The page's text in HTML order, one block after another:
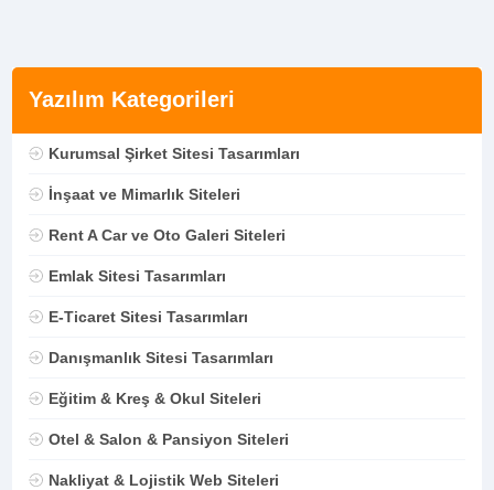
Yazılım Kategorileri
Kurumsal Şirket Sitesi Tasarımları
İnşaat ve Mimarlık Siteleri
Rent A Car ve Oto Galeri Siteleri
Emlak Sitesi Tasarımları
E-Ticaret Sitesi Tasarımları
Danışmanlık Sitesi Tasarımları
Eğitim & Kreş & Okul Siteleri
Otel & Salon & Pansiyon Siteleri
Nakliyat & Lojistik Web Siteleri